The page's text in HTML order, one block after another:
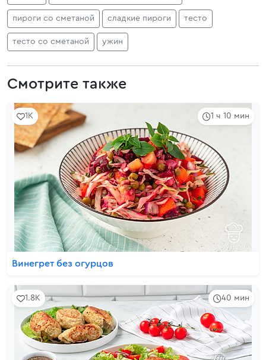
пироги со сметаной сладкие пироги тесто
тесто со сметаной ужин
Смотрите также
1 ч 10 мин
1K
Винегрет без огурцов
40 мин
1.8K